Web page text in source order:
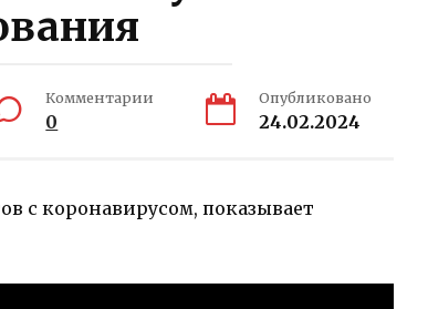
Комментарии
0
Опубликовано
24.02.2024